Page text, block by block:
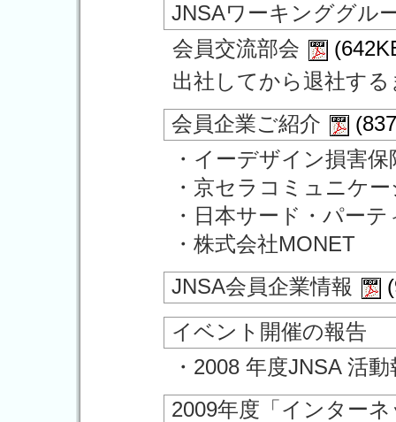
JNSAワーキンググル
会員交流部会
出社してから退社す
会員企業ご紹介
・イーデザイン損害
・京セラコミュニケ
・日本サード・パー
・株式会社MONET
JNSA会員企業情報
イベント開催の報告
・2008 年度JNSA 活
2009年度「インター